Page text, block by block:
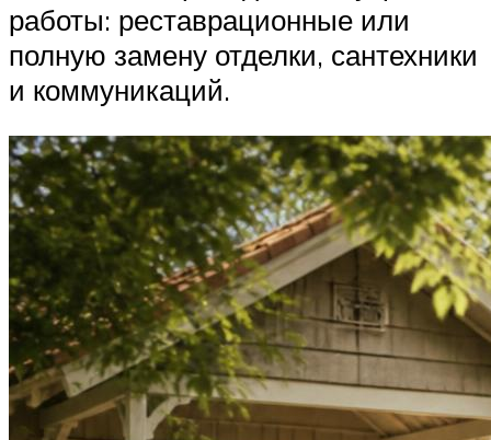
работы: реставрационные или
полную замену отделки, сантехники
и коммуникаций.